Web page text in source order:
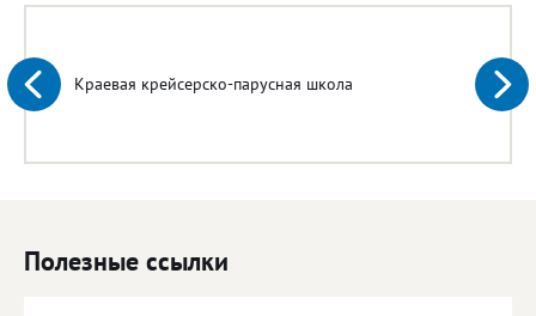
Краевая крейсерско-парусная школа
Полезные ссылки